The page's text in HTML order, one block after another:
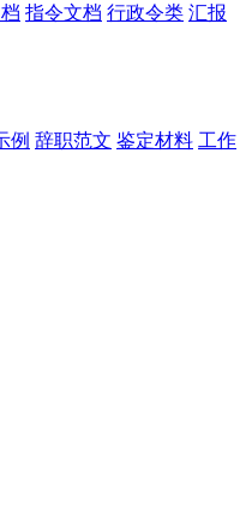
指令文档 行政令类 汇报
例 辞职范文 鉴定材料 工作